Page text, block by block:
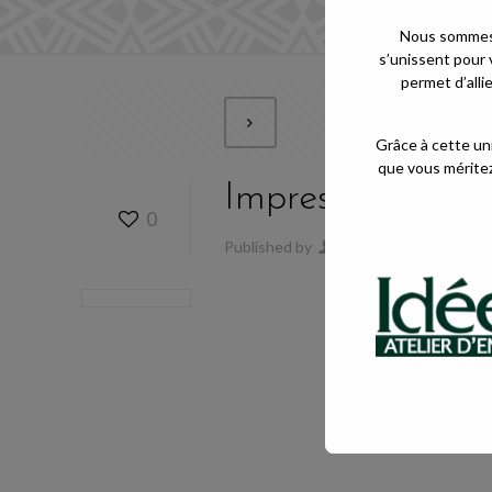
0
Impression 1
Published by
Nous
s’unissent
permet
Grâce à cette
que vous